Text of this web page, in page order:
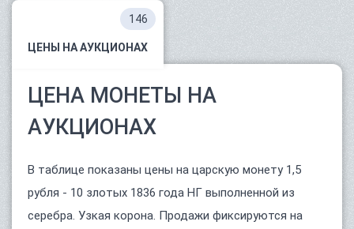
ЦЕНЫ НА АУКЦИОНАХ
146
ЦЕНА МОНЕТЫ НА
АУКЦИОНАХ
В таблице показаны цены на царскую монету 1,5
рубля - 10 злотых 1836 года НГ выполненной из
серебра. Узкая корона. Продажи фиксируются на